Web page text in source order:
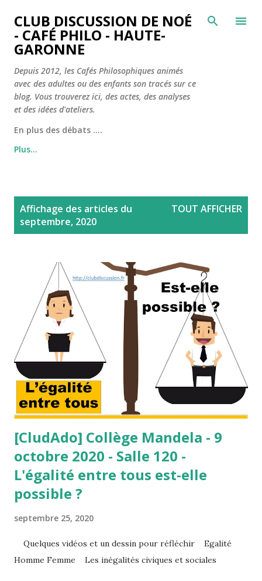
Accéder au contenu principal
CLUB DISCUSSION DE NOÉ
- CAFÉ PHILO - HAUTE-
GARONNE
Depuis 2012, les Cafés Philosophiques animés
avec des adultes ou des enfants son tracés sur ce
blog. Vous trouverez ici, des actes, des analyses
et des idées d'ateliers.
En plus des débats ....
Plus…
Affichage des articles du
septembre, 2020
TOUT AFFICHER
[CludAdo] Collège Mandela - 9
octobre 2020 - Salle 120 -
L'égalité entre tous est-elle
possible ?
septembre 25, 2020
Quelques vidéos et un dessin pour réfléchir Egalité
Homme Femme Les inégalités civiques et sociales